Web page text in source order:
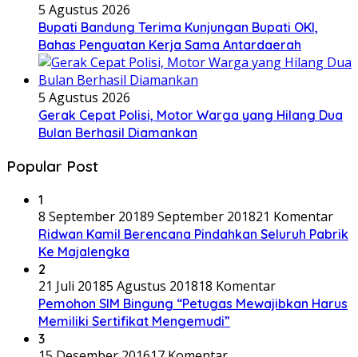
5 Agustus 2026
Bupati Bandung Terima Kunjungan Bupati OKI,
Bahas Penguatan Kerja Sama Antardaerah
5 Agustus 2026
Gerak Cepat Polisi, Motor Warga yang Hilang Dua
Bulan Berhasil Diamankan
Popular Post
1
8 September 20189 September 201821 Komentar
Ridwan Kamil Berencana Pindahkan Seluruh Pabrik
Ke Majalengka
2
21 Juli 20185 Agustus 201818 Komentar
Pemohon SIM Bingung “Petugas Mewajibkan Harus
Memiliki Sertifikat Mengemudi”
3